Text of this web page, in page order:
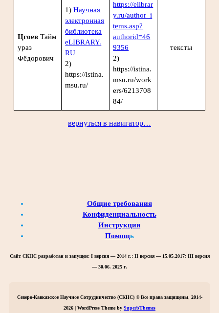
Цгоев Тайм
ураз
Фёдорович
1)Научная
электронная
библиотека
eLIBRARY.
RU
2)
https://istina.
msu.ru/
https://elibrar
y.ru/author_i
tems.asp?
authorid=46
9356
2)
https://istina.
msu.ru/work
ers/6213708
84/
тексты
вернуться в навигатор…
Общие требования
Конфиденциальность
Инструкция
Помощь
Сайт СКНС разработан и запущен: I версия — 2014 г.; II версия — 15.05.2017; III версия
— 30.06. 2025 г.
Северо-Кавказское Научное Сотрудничество (СКНС) © Все права защищены, 2014-
2026 | WordPress Theme by SuperbThemes